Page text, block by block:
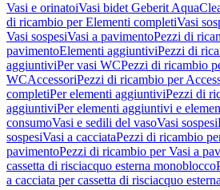
Vasi e orinatoiVasi bidet Geberit
di ricambio per Elementi completiVasi
Vasi sospesiVasi a pavimentoPezzi di
pavimentoElementi aggiuntiviPezzi di
aggiuntiviPer vasi WCPezzi di ricambio
WCAccessoriPezzi di ricambio per
completiPer elementi aggiuntiviPezzi di
aggiuntiviPer elementi aggiuntivi e
consumoVasi e sedili del vasoVasi sospesi
sospesiVasi a cacciataPezzi di ricambio
pavimentoPezzi di ricambio per Vasi a
cassetta di risciacquo esterna monoblocco
a cacciata per cassetta di risciacquo